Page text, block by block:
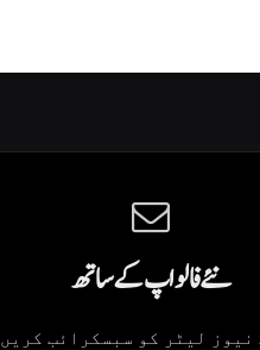
نئے فالو اپ کے ساتھ
نیوز لیٹر کو سبسکرائب کریں۔